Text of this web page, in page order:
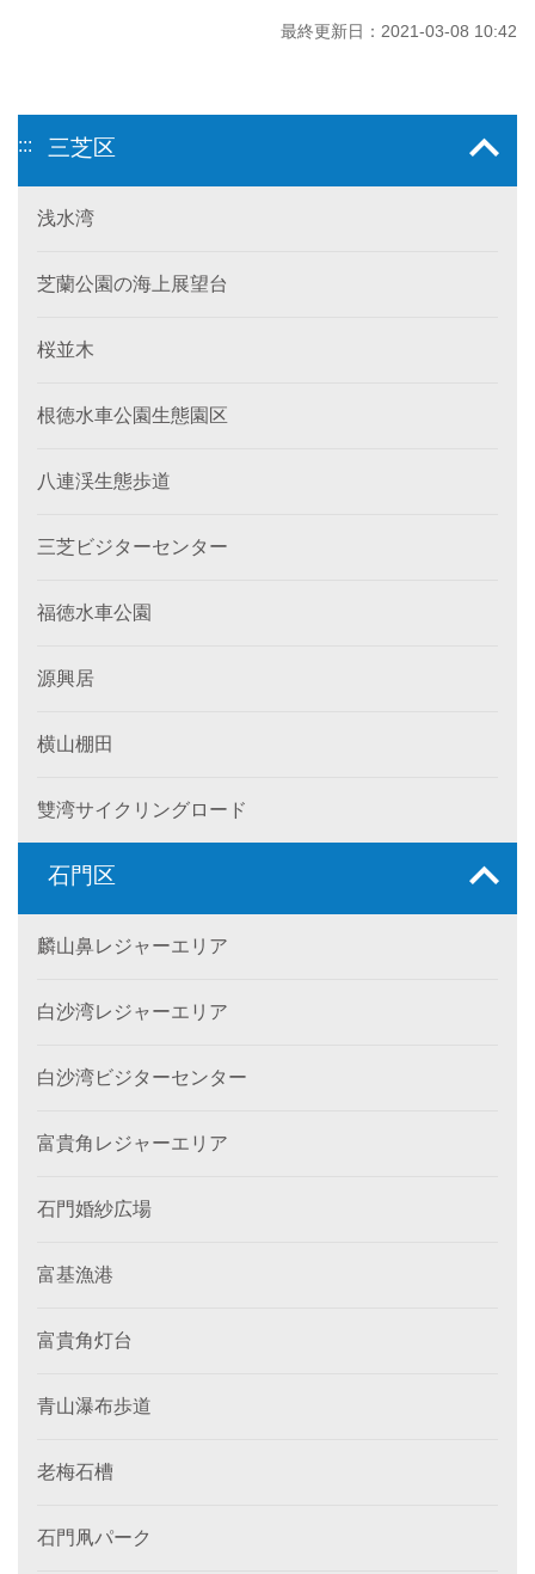
最終更新日：2021-03-08 10:42
::: 三芝区
浅水湾
芝蘭公園の海上展望台
桜並木
根徳水車公園生態園区
八連渓生態歩道
三芝ビジターセンター
福徳水車公園
源興居
横山棚田
雙湾サイクリングロード
石門区
麟山鼻レジャーエリア
白沙湾レジャーエリア
白沙湾ビジターセンター
富貴角レジャーエリア
石門婚紗広場
富基漁港
富貴角灯台
青山瀑布歩道
老梅石槽
石門凧パーク